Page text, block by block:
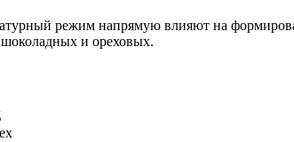
режим напрямую влияют на
и ореховых.